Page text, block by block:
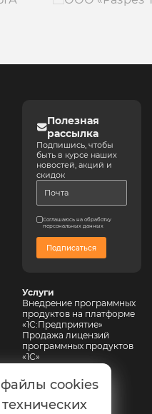
Полезная
рассылка
Подпишись, чтобы
быть в курсе наших
новостей, акций и
скидок
Соглашаюсь на обработку
персональных данных
Подписаться
Услуги
Внедрение программных
продуктов на платформе
«1С:Предприятие»
Продажа лицензий
программных продуктов
«1С»
Сопровождение 1С
Автоматизация
горнодобывающих
предприятий
Автоматизация
файлы cookies